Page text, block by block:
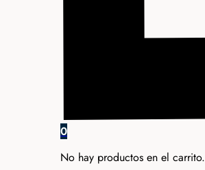
0
No hay productos en el carrito.